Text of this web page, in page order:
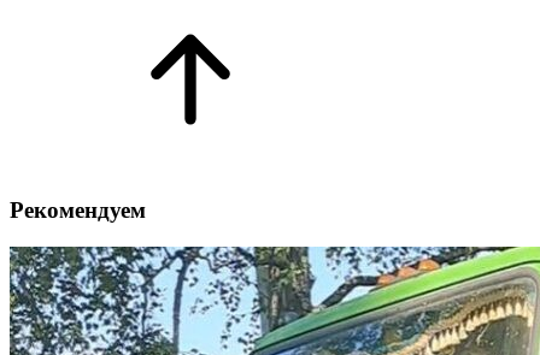
Рекомендуем